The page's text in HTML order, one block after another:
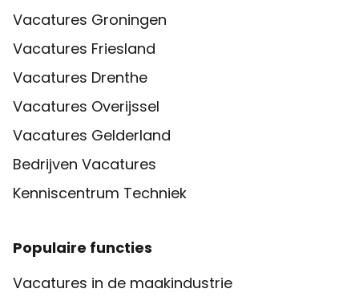
Vacatures Groningen
Vacatures Friesland
Vacatures Drenthe
Vacatures Overijssel
Vacatures Gelderland
Bedrijven Vacatures
Kenniscentrum Techniek
Populaire functies
Vacatures in de maakindustrie